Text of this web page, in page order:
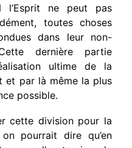
l’Esprit ne peut pas
toutes choses
dans leur non-
dernière partie
ultime de la
et par là même la plus
possible.
cette division pour la
pourrait dire qu’en